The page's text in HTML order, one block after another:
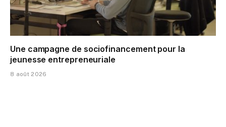
Une campagne de sociofinancement pour la
jeunesse entrepreneuriale
8 août 2026